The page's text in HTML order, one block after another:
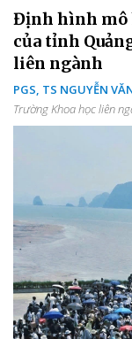
Định hình mô
của tỉnh
liên ngành
PGS, TS NGUYỄN
Trường Khoa học liên